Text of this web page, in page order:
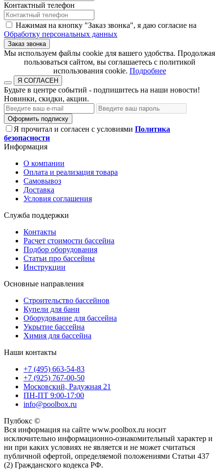
Контактный телефон
Нажимая на кнопку "Заказ звонка", я даю согласие на
Обработку персональных данных
Заказ звонка
​​​​​​​Мы используем файлы cookie для вашего удобства. Продолжая
пользоваться сайтом, вы соглашаетесь с политикой
использования cookie.​​​​​​​ Подробнее
Я СОГЛАСЕН
Будьте в центре событий - подпишитесь на наши новости!
Новинки, скидки, акции.
Оформить подписку
Я прочитал и согласен с условиями Политика
безопасности
Информация
О компании
Оплата и реализация товара
Самовывоз
Доставка
Условия соглашения
Служба поддержки
Контакты
Расчет стоимости бассейна
Подбор оборудования
Статьи про бассейны
Инструкции
Основные направления
Строительство бассейнов
Купели для бани
Оборудование для бассейна
Укрытие бассейна
Химия для бассейна
Наши контакты
+7 (495) 663-54-83
+7 (925) 767-00-50
Московский, Радужная 21
ПН-ПТ 9:00-17:00
info@poolbox.ru
Пулбокс ©
Вся информация на сайте www.poolbox.ru носит
исключительно информационно-ознакомительный характер и
ни при каких условиях не является и не может считаться
публичной офертой, определяемой положениями Статьи 437
(2) Гражданского кодекса РФ.